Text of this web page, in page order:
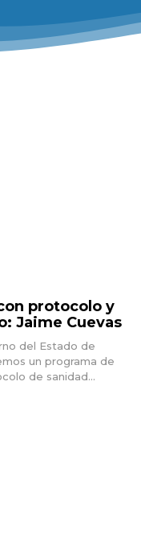
protocolo y
Jaime Cuevas
del Estado de
un programa de
de sanidad...